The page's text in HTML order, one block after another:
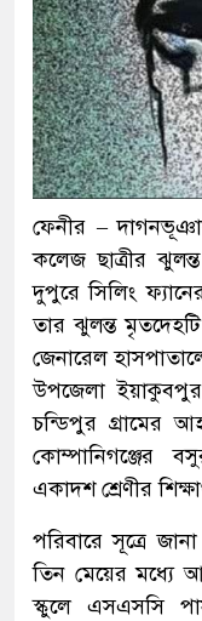
ফেনীর –
কলেজ ছাত্রীর
দুপুরে সিলিং
তার ঝুলন্ত
জেনারেল
উপজেলা
চন্ডিপুর গ্রামের
কোম্পানিগঞ্জের
একাদশ শ্রেণীর
পরিবারে সূত্রে
তিন মেয়ের মধ্যে
স্কুলে এসএসসি